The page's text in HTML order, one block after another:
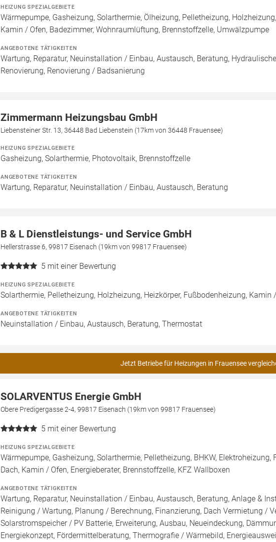
HEIZUNG SPEZIALGEBIETE
Wärmepumpe, Gasheizung, Solarthermie, Ölheizung, Pelletheizung,
Kamin / Ofen, Badezimmer, Wohnraumlüftung, Brennstoffzelle, Umwälzpumpe
ANGEBOTENE TÄTIGKEITEN
Wartung, Reparatur, Neuinstallation / Einbau, Austausch, Beratung,
Renovierung, Renovierung / Badsanierung
Zimmermann Heizungsbau GmbH
Liebensteiner Str. 13, 36448 Bad Liebenstein (17km von 36448 Frauensee)
HEIZUNG SPEZIALGEBIETE
Gasheizung, Solarthermie, Photovoltaik, Brennstoffzelle
ANGEBOTENE TÄTIGKEITEN
Wartung, Reparatur, Neuinstallation / Einbau, Austausch, Beratung
B & L Dienstleistungs- und Service GmbH
Hellerstrasse 6, 99817 Eisenach (19km von 99817 Frauensee)
5 mit einer Bewertung
HEIZUNG SPEZIALGEBIETE
Solarthermie, Pelletheizung, Holzheizung, Heizkörper, Fußbodenheizung, Kamin
ANGEBOTENE TÄTIGKEITEN
Neuinstallation / Einbau, Austausch, Beratung, Thermostat
Jetzt Betriebe für Heizungen in Frauensee
SOLARVENTUS Energie GmbH
Obere Predigergasse 2-4, 99817 Eisenach (19km von 99817 Frauensee)
5 mit einer Bewertung
HEIZUNG SPEZIALGEBIETE
Wärmepumpe, Gasheizung, Solarthermie, Pelletheizung, BHKW,
Dach, Kamin / Ofen, Energieberater, Brennstoffzelle, KFZ Wallboxen
ANGEBOTENE TÄTIGKEITEN
Wartung, Reparatur, Neuinstallation / Einbau, Austausch, Beratung, Anlage &
Reinigung / Wartung, Planung / Berechnung, Finanzierung, Dach Vermietung /
Solarstromspeicher / PV Batterie, Erweiterung, Ausbau, Neueindeckung,
Energiekonzept, Fördermittelberatung, Thermografie / Wärmebild,